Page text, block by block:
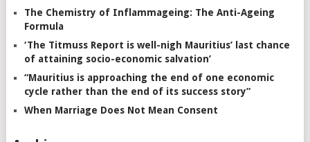
The Chemistry of Inflammageing: The Anti-Ageing
Formula
‘The Titmuss Report is well-nigh Mauritius’ last chance
of attaining socio-economic salvation’
“Mauritius is approaching the end of one economic
cycle rather than the end of its success story”
When Marriage Does Not Mean Consent